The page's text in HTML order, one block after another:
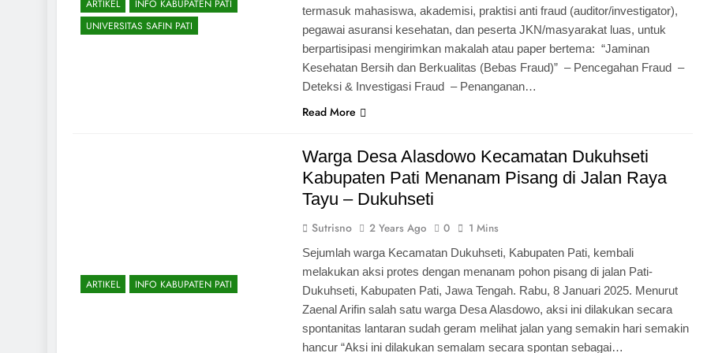
2 Weeks Ago
MDM Ayam Samaco, Daging Ayam Giling Berkualitas untuk Rumah
3 Weeks Ago
Materi Bootstrap: Membuat Tabel Menggunakan Bootstrap 5
3 Weeks Ago
ARTIKEL
INFO KABUPATEN PATI
UNIVERSITAS SAFIN PATI
termasuk mahasiswa, akademisi, praktisi anti fraud (auditor/investigator),
pegawai asuransi kesehatan, dan peserta JKN/masyarakat luas, untuk
berpartisipasi mengirimkan makalah atau paper bertema: “Jaminan
Kesehatan Bersih dan Berkualitas (Bebas Fraud)” – Pencegahan Fraud –
Deteksi & Investigasi Fraud – Penanganan…
Read More
ARTIKEL INFO KABUPATEN PATI
Warga Desa Alasdowo Kecamatan Dukuhseti
Kabupaten Pati Menanam Pisang di Jalan Raya
Tayu – Dukuhseti
Sutrisno 2 Years Ago 0 1 Mins
Sejumlah warga Kecamatan Dukuhseti, Kabupaten Pati, kembali
melakukan aksi protes dengan menanam pohon pisang di jalan Pati-
Dukuhseti, Kabupaten Pati, Jawa Tengah. Rabu, 8 Januari 2025. Menurut
Zaenal Arifin salah satu warga Desa Alasdowo, aksi ini dilakukan secara
spontanitas lantaran sudah geram melihat jalan yang semakin hari semakin
hancur “Aksi ini dilakukan semalam secara spontan sebagai…